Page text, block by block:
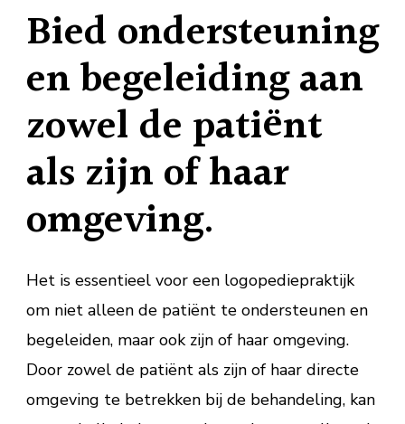
Bied ondersteuning
en begeleiding aan
zowel de patiënt
als zijn of haar
omgeving.
Het is essentieel voor een logopediepraktijk
om niet alleen de patiënt te ondersteunen en
begeleiden, maar ook zijn of haar omgeving.
Door zowel de patiënt als zijn of haar directe
omgeving te betrekken bij de behandeling, kan